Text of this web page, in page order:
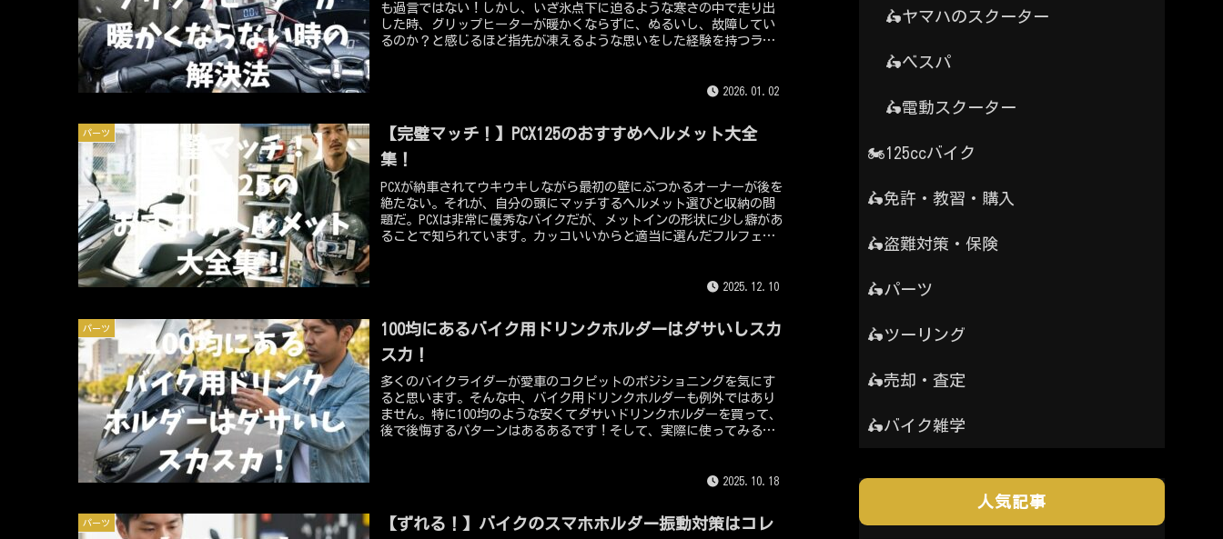
も過言ではない！しかし、いざ氷点下に迫るような寒さの中で走り出
した時、グリップヒーターが暖かくならずに、ぬるいし、故障してい
るのか？と感じるほど指先が凍えるような思いをした経験を持つライ
ある。ここでは、グリップヒーターが本来の性能を発揮できていない
かさを取り戻すための具体的な解決策まで、私自身の経験と技術的な
視点を交えて詳しく解説していきます！
2026.01.02
パーツ
【完璧マッチ！】PCX125のおすすめヘルメット大全
集！
PCXが納車されてウキウキしながら最初の壁にぶつかるオーナーが後を
絶たない。それが、自分の頭にマッチするヘルメット選びと収納の問
題だ。PCXは非常に優秀なバイクだが、メットインの形状に少し癖があ
ることで知られています。カッコいいからと適当に選んだフルフェイ
慮しつつ、デザイン的にも機能的にもPCXに完璧にマッチするおすすめ
2025.12.10
パーツ
100均にあるバイク用ドリンクホルダーはダサいしスカ
スカ！
多くのバイクライダーが愛車のコクピットのポジショニングを気にす
ると思います。そんな中、バイク用ドリンクホルダーも例外ではあり
ません。特に100均のような安くてダサいドリンクホルダーを買って、
後で後悔するパターンはあるあるです！そして、実際に使ってみる
では、なぜ100均のドリンクホルダーがダメすぎるクオリティーなのか
2025.10.18
パーツ
【ずれる！】バイクのスマホホルダー振動対策はコレ
🛵ヤマハのスクーター
🛵ベスパ
🛵電動スクーター
🏍️125ccバイク
🛵免許・教習・購入
🛵盗難対策・保険
🛵パーツ
🛵ツーリング
🛵売却・査定
🛵バイク雑学
人気記事